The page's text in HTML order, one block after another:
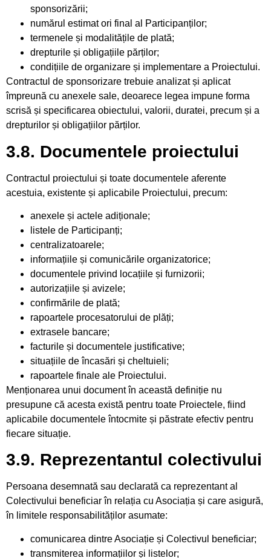
sponsorizării;
numărul estimat ori final al Participanților;
termenele și modalitățile de plată;
drepturile și obligațiile părților;
condițiile de organizare și implementare a Proiectului.
Contractul de sponsorizare trebuie analizat și aplicat
împreună cu anexele sale, deoarece legea impune forma
scrisă și specificarea obiectului, valorii, duratei, precum și a
drepturilor și obligațiilor părților.
3.8. Documentele proiectului
Contractul proiectului și toate documentele aferente
acestuia, existente și aplicabile Proiectului, precum:
anexele și actele adiționale;
listele de Participanți;
centralizatoarele;
informațiile și comunicările organizatorice;
documentele privind locațiile și furnizorii;
autorizațiile și avizele;
confirmările de plată;
rapoartele procesatorului de plăți;
extrasele bancare;
facturile și documentele justificative;
situațiile de încasări și cheltuieli;
rapoartele finale ale Proiectului.
Menționarea unui document în această definiție nu
presupune că acesta există pentru toate Proiectele, fiind
aplicabile documentele întocmite și păstrate efectiv pentru
fiecare situație.
3.9. Reprezentantul colectivului
Persoana desemnată sau declarată ca reprezentant al
Colectivului beneficiar în relația cu Asociația și care asigură,
în limitele responsabilităților asumate:
comunicarea dintre Asociație și Colectivul beneficiar;
transmiterea informațiilor și listelor;